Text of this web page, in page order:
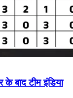
के बाद टीम इंडिया